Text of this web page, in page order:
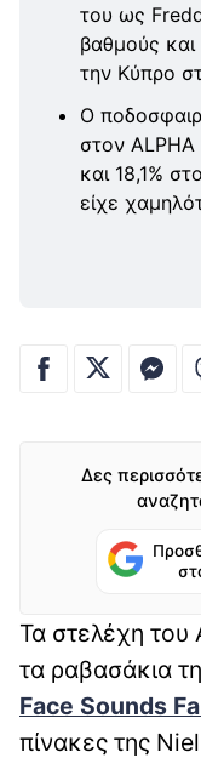
του ως
βαθμούς
την Κύπρο
Ο
στον
και 18,1%
είχε
Δες
Τα στελέχη
τα ραβασάκια
Face Sounds
πίνακες της